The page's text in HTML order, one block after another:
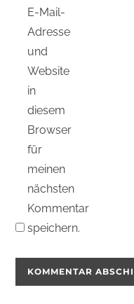
E-Mail-
Adresse
und
Website
in
diesem
Browser
für
meinen
nächsten
Kommentar
speichern.